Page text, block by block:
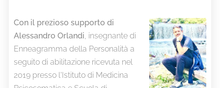
Con il prezioso supporto di
Alessandro Orlandi, insegnante di
Enneagramma della Personalità a
seguito di abilitazione ricevuta nel
2019 presso l'Istituto di Medicina